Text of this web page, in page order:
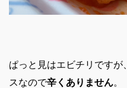
ぱっと見はエビチリです
スなので辛くありません。